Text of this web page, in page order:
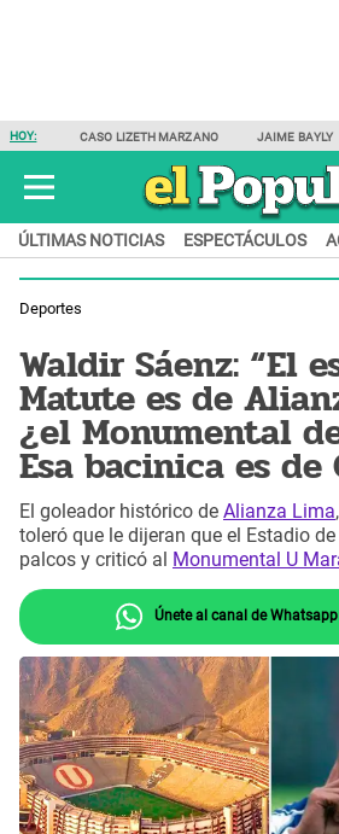
HOY: CASO LIZETH MARZANO JAIME BAYLY
ÚLTIMAS NOTICIAS ESPECTÁCULOS
Deportes
Waldir Sáenz: “El
Matute es de
¿el Monumental
Esa bacinica es de
El goleador histórico de Alianza Lima,
toleró que le dijeran que el Estadio
palcos y criticó al Monumental U
Únete al canal de